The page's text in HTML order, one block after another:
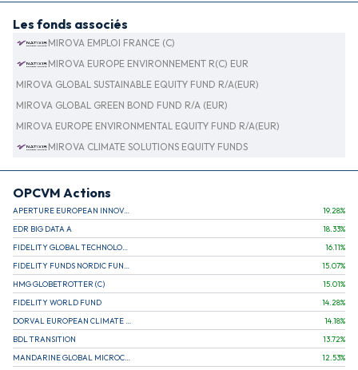
Les fonds associés
MIROVA EMPLOI FRANCE (C)
MIROVA EUROPE ENVIRONNEMENT R(C) EUR
MIROVA GLOBAL SUSTAINABLE EQUITY FUND R/A(EUR)
MIROVA GLOBAL GREEN BOND FUND R/A (EUR)
MIROVA EUROPE ENVIRONMENTAL EQUITY FUND R/A(EUR)
MIROVA CLIMATE SOLUTIONS EQUITY FUNDS
OPCVM Actions
APERTURE EUROPEAN INNOVATION 19.28%
EDR BIG DATA A
18.33%
16.11%
15.07%
HMG GLOBETROTTER (C)
15.01%
FIDELITY WORLD FUND
14.28%
14.18%
BDL TRANSITION
13.72%
12.53%